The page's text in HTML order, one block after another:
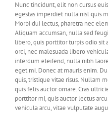
Nunc tincidunt, elit non cursus
egestas imperdiet nulla nisl quis
Morbi dui lectus, pharetra nec
Aliquam accumsan, nulla sed
libero, quis porttitor turpis odio
orci, nec malesuada libero
interdum eleifend, nulla nibh
eget mi. Donec at mauris enim.
quis, tristique vitae risus. Nullam
quis felis auctor ornare. Cras
porttitor mi, quis auctor lectus
vehicula arcu, vitae vulputate